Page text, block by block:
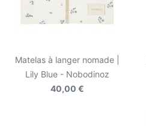
Matelas à langer nomade |
Lily Blue - Nobodinoz
40,00 €